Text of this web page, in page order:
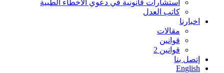
استشارات قانونية في دعوي الأخطاء الطبية
كاتب العدل
اخبارنا
مقالات
قوانين
قوانين 2
إتصل بنا
English